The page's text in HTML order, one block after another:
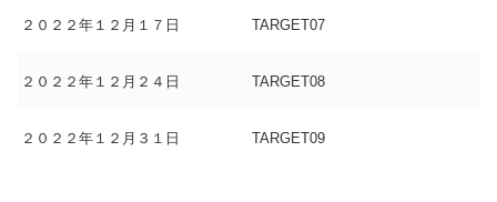
２０２２年１２月１７日 TARGET07
２０２２年１２月２４日 TARGET08
２０２２年１２月３１日 TARGET09